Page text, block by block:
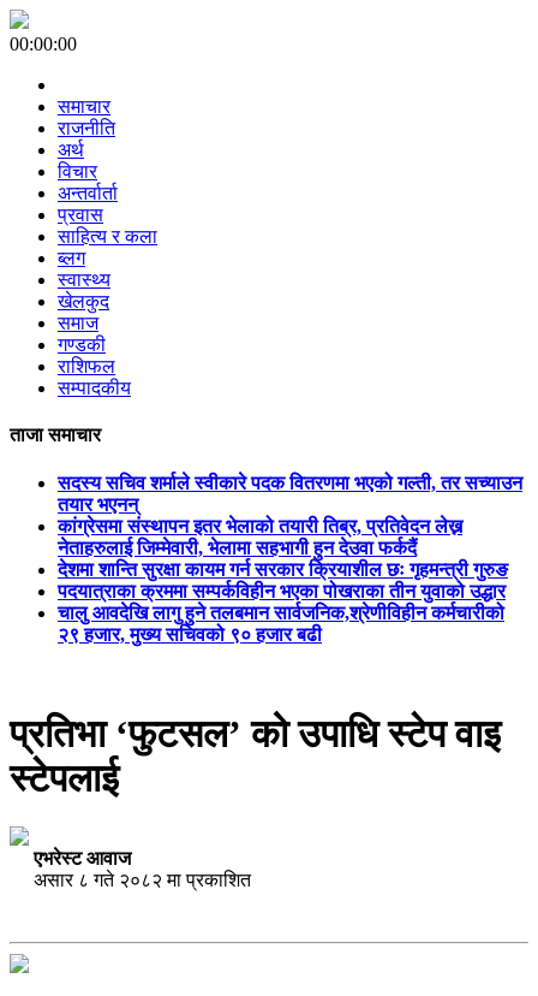
00:00:00
समाचार
राजनीति
अर्थ
विचार
अन्तर्वार्ता
प्रवास
साहित्य र कला
ब्लग
स्वास्थ्य
खेलकुद
समाज
गण्डकी
राशिफल
सम्पादकीय
ताजा समाचार
सदस्य सचिव शर्माले स्वीकारे पदक वितरणमा भएको गल्ती, तर सच्याउन
तयार भएनन्
कांग्रेसमा संस्थापन इतर भेलाको तयारी तिब्र, प्रतिवेदन लेख्न
नेताहरुलाई जिम्मेवारी, भेलामा सहभागी हुन देउवा फर्कदैं
देशमा शान्ति सुरक्षा कायम गर्न सरकार क्रियाशील छः गृहमन्त्री गुरुङ
पदयात्राका क्रममा सम्पर्कविहीन भएका पोखराका तीन युवाको उद्धार
चालु आवदेखि लागु हुने तलबमान सार्वजनिक,श्रेणीविहीन कर्मचारीको
२९ हजार, मुख्य सचिवको ९० हजार बढी
प्रतिभा ‘फुटसल’ को उपाधि स्टेप वाइ
स्टेपलाई
एभरेस्ट आवाज
असार ८ गते २०८२ मा प्रकाशित